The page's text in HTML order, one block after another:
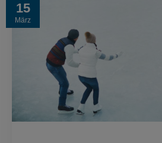
15
März